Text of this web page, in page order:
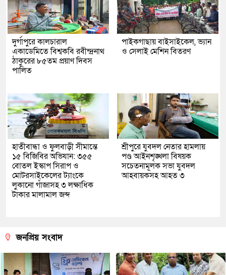
দুর্গাপুরে কালচারাল
একাডেমিতে বিশ্বকবি রবীন্দ্রনাথ
ঠাকুরের ৮৫তম প্রয়াণ দিবস
পালিত
পাইকগাছায় বাইসাইকেল, ভ্যান
ও সেলাই মেশিন বিতরণ
হাতীবান্ধা ও ফুলবাড়ী সীমান্তে
১৫ বিজিবির অভিযান: ৩৫৫
বোতল ইস্কাপ সিরাপ ও
মোটরসাইকেলের ট্যাংকে
লুকানো গাঁজাসহ ৩ লক্ষাধিক
টাকার মালামাল জব্দ
শ্রীপুরে যুবদল নেতার হামলায়
পণ্ড আইনশৃঙ্খলা বিষয়ক
সচেতনামূলক সভা যুবদল
আহবায়কসহ আহত ৩
জনপ্রিয় সংবাদ